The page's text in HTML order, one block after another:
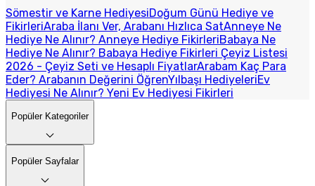
Sömestir ve Karne HediyesiDoğum Günü Hediye ve
FikirleriAraba İlanı Ver, Arabanı Hızlıca SatAnneye Ne
Hediye Ne Alınır? Anneye Hediye FikirleriBabaya Ne
Hediye Ne Alınır? Babaya Hediye Fikirleri Çeyiz Listesi
2026 - Çeyiz Seti ve Hesaplı FiyatlarArabam Kaç Para
Eder? Arabanın Değerini ÖğrenYılbaşı HediyeleriEv
Hediyesi Ne Alınır? Yeni Ev Hediyesi Fikirleri
Popüler Kategoriler
Popüler Sayfalar